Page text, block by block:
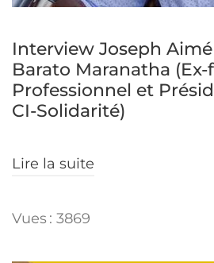
Interview Joseph
Barato Maranatha
Professionnel et
CI-Solidarité)
Lire la suite
Vues : 3869